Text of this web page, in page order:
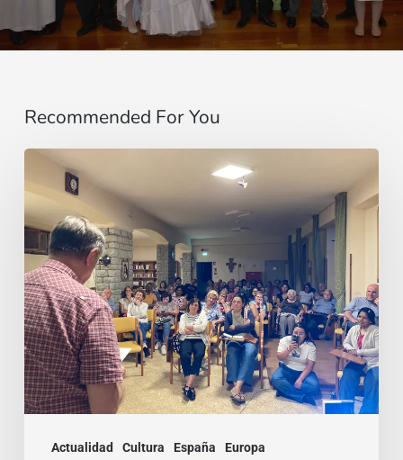
Recommended For You
Actualidad Cultura España Europa
invito,
poi
un
viaggio:
il
richiamo
a
mettersi
ascolto